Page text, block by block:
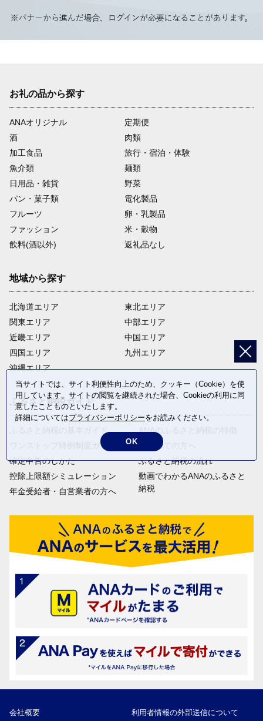
お礼の品から探す
ANAオリジナル
定期便
酒
肉類
加工食品
旅行・宿泊・体験
魚介類
麺類
日用品・雑貨
野菜
パン・菓子類
電化製品
フルーツ
卵・乳製品
ファッション
米・穀物
飲料(酒以外)
返礼品なし
地域から探す
北海道エリア
関東エリア
近畿エリア
四国エリア
沖縄エリア
東北エリア
中部エリア
中国エリア
九州エリア
ふるさと納税ガイド
ふるさと納税の基本ガイド
ワンストップ特例制度ガイド
確定申告のしかた
控除上限額シミュレーション
年金受給者・自営業者の方へ
ANAのふるさと納税の特徴
はじめての方へ
ふるさと納税の流れ
動画でわかるANAのふるさと
納税
会社概要 利用者情報の外部送信について
当サイトでは、サイト利便性向上のため、クッキー（Cookie）を使
用しています。サイトの閲覧を継続された場合、Cookieの利用に同
意したことものといたします。
詳細についてはプライバシーポリシーをお読みください。
OK